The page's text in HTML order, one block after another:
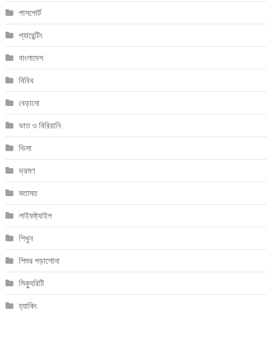
পাসপোর্ট
প্যারেন্টিং
বাংলাদেশ
বিবিধ
বেড়ানো
ভাত ও বিরিয়ানি
ভিসা
ভ্রমণ
মতামত
লাইফষ্ট্যাইল
শিখুন
শিশুর পড়াশোনা
সিক্যুরিটি
হ্যাকিং